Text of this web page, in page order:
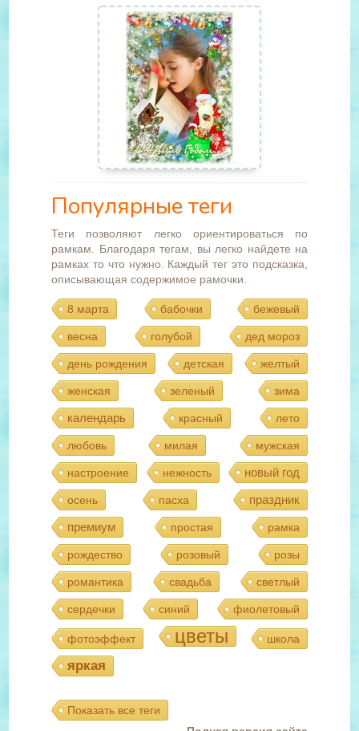
Популярные теги
Теги позволяют легко ориентироваться по
рамкам. Благодаря тегам, вы легко найдете на
рамках то что нужно. Каждый тег это подсказка,
описывающая содержимое рамочки.
8 марта бабочки бежевый
весна голубой дед мороз
день рождения детская желтый
женская зеленый зима
календарь красный лето
любовь милая мужская
настроение нежность новый год
осень пасха
праздник
премиум
простая рамка
рождество розовый розы
романтика свадьба светлый
сердечки синий фиолетовый
фотоэффект цветы школа
яркая
Показать все теги